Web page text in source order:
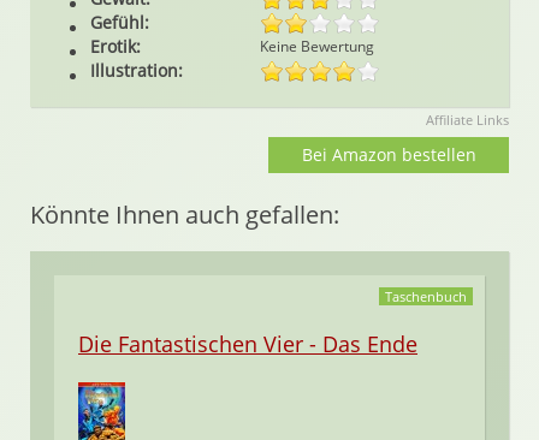
Gefühl:
Erotik:
Keine Bewertung
Illustration:
Affiliate Links
Bei Amazon bestellen
Könnte Ihnen auch gefallen:
Taschenbuch
Die Fantastischen Vier - Das Ende